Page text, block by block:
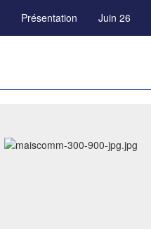
Présentation Juin 26